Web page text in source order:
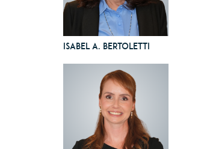
Isabel A. Bertoletti